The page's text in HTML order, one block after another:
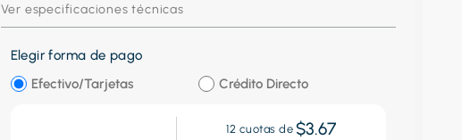
Ver especificaciones técnicas
Elegir forma de pago
Efectivo/Tarjetas
Crédito Directo
12 cuotas de $3.67